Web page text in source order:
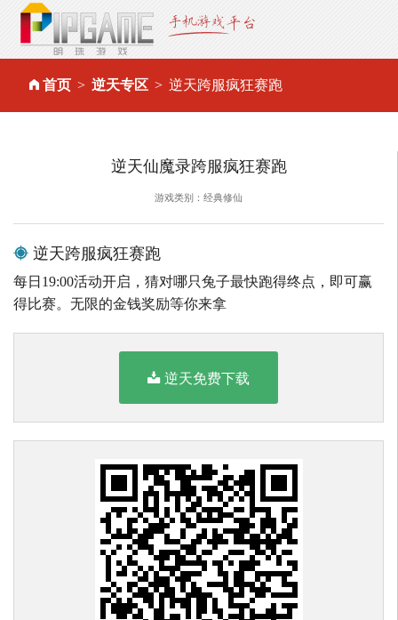
首页 逆天专区 逆天跨服疯狂赛跑
逆天仙魔录跨服疯狂赛跑
游戏类别：经典修仙
逆天跨服疯狂赛跑
每日19:00活动开启，猜对哪只兔子最快跑得终点，即可赢
得比赛。无限的金钱奖励等你来拿
逆天免费下载